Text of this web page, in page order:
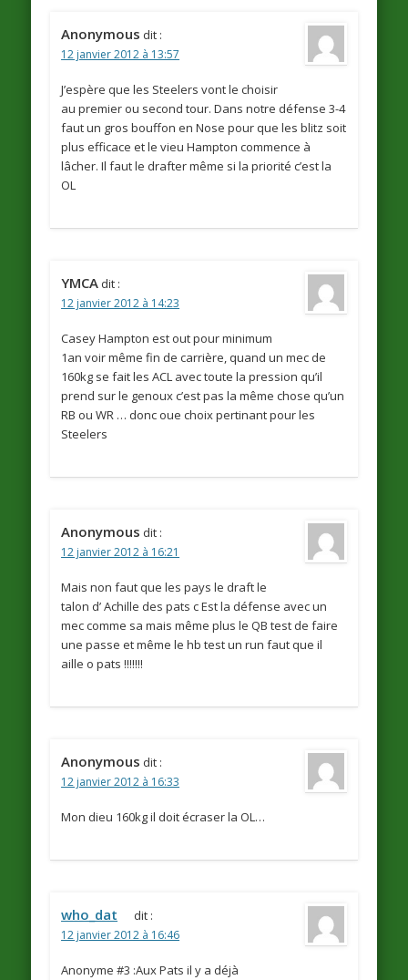
Anonymous dit :
12 janvier 2012 à 13:57
J’espère que les Steelers vont le choisir
au premier ou second tour. Dans notre défense 3-4
faut un gros bouffon en Nose pour que les blitz soit
plus efficace et le vieu Hampton commence à
lâcher. Il faut le drafter même si la priorité c’est la
OL
YMCA dit :
12 janvier 2012 à 14:23
Casey Hampton est out pour minimum
1an voir même fin de carrière, quand un mec de
160kg se fait les ACL avec toute la pression qu’il
prend sur le genoux c’est pas la même chose qu’un
RB ou WR … donc oue choix pertinant pour les
Steelers
Anonymous dit :
12 janvier 2012 à 16:21
Mais non faut que les pays le draft le
talon d’ Achille des pats c Est la défense avec un
mec comme sa mais même plus le QB test de faire
une passe et même le hb test un run faut que il
aille o pats !!!!!!!
Anonymous dit :
12 janvier 2012 à 16:33
Mon dieu 160kg il doit écraser la OL…
who_dat dit :
12 janvier 2012 à 16:46
Anonyme #3 :Aux Pats il y a déjà